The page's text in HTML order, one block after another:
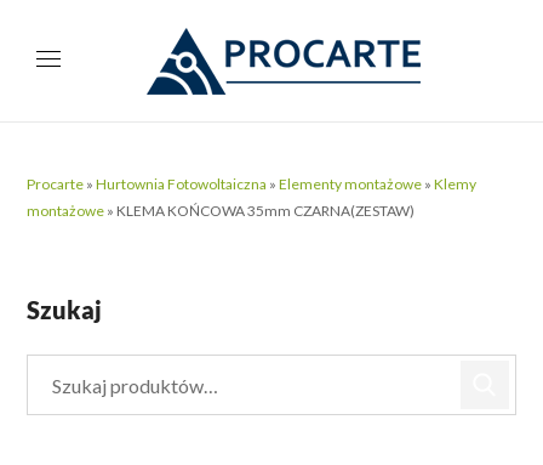
Procarte »Hurtownia Fotowoltaiczna »Elementy montażowe »Klemy
montażowe » KLEMA KOŃCOWA 35mm CZARNA(ZESTAW)
Szukaj